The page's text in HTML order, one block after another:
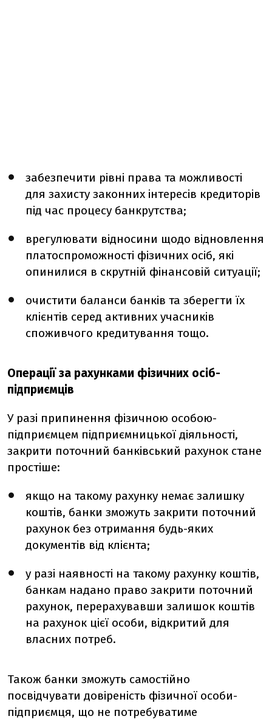
забезпечити рівні права та можливості
для захисту законних інтересів кредиторів
під час процесу банкрутства;
врегулювати відносини щодо відновлення
платоспроможності фізичних осіб, які
опинилися в скрутній фінансовій ситуації;
очистити баланси банків та зберегти їх
клієнтів серед активних учасників
споживчого кредитування тощо.
Операції за рахунками фізичних осіб-
підприємців
У разі припинення фізичною особою-
підприємцем підприємницької діяльності,
закрити поточний банківський рахунок стане
простіше:
якщо на такому рахунку немає залишку
коштів, банки зможуть закрити поточний
рахунок без отримання будь-яких
документів від клієнта;
у разі наявності на такому рахунку коштів,
банкам надано право закрити поточний
рахунок, перерахувавши залишок коштів
на рахунок цієї особи, відкритий для
власних потреб.
Також банки зможуть самостійно
посвідчувати довіреність фізичної особи-
підприємця, що не потребуватиме